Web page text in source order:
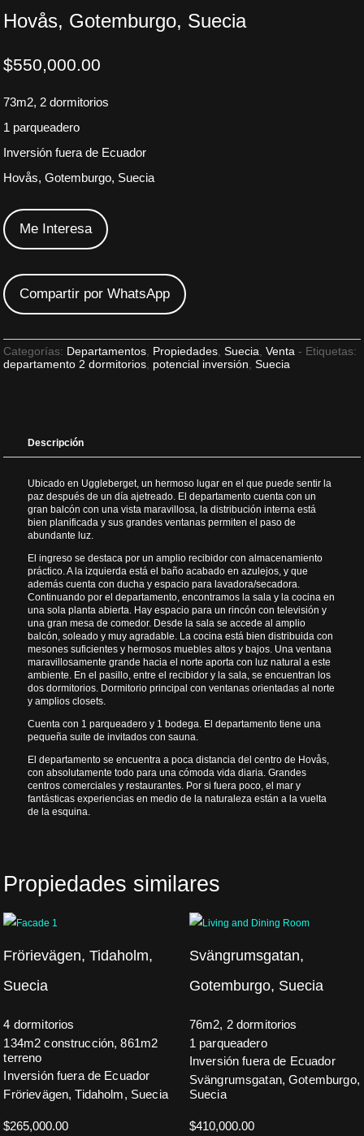
Hovås, Gotemburgo, Suecia
$550,000.00
73m2, 2 dormitorios
1 parqueadero
Inversión fuera de Ecuador
Hovås, Gotemburgo, Suecia
Me Interesa
Compartir por WhatsApp
Categorías: Departamentos Propiedades ,Suecia ,Venta
Etiquetas:
departamento 2 dormitorios potencial inversión ,Suecia
Descripción
Ubicado en Uggleberget, un hermoso lugar en el que puede sentir la
paz después de un día ajetreado. El departamento cuenta con un
gran balcón con una vista maravillosa, la distribución interna está
bien planificada y sus grandes ventanas permiten el paso de
abundante luz.
El ingreso se destaca por un amplio recibidor con almacenamiento
práctico. A la izquierda está el baño acabado en azulejos, y que
además cuenta con ducha y espacio para lavadora/secadora.
Continuando por el departamento, encontramos la sala y la cocina en
una sola planta abierta. Hay espacio para un rincón con televisión y
una gran mesa de comedor. Desde la sala se accede al amplio
balcón, soleado y muy agradable. La cocina está bien distribuida con
mesones suficientes y hermosos muebles altos y bajos. Una ventana
maravillosamente grande hacia el norte aporta con luz natural a este
ambiente. En el pasillo, entre el recibidor y la sala, se encuentran los
dos dormitorios. Dormitorio principal con ventanas orientadas al norte
y amplios closets.
Cuenta con 1 parqueadero y 1 bodega. El departamento tiene una
pequeña suite de invitados con sauna.
El departamento se encuentra a poca distancia del centro de Hovås,
con absolutamente todo para una cómoda vida diaria. Grandes
centros comerciales y restaurantes. Por si fuera poco, el mar y
fantásticas experiencias en medio de la naturaleza están a la vuelta
de la esquina.
Propiedades similares
Frörievägen, Tidaholm,
Suecia
4 dormitorios
134m2 construcción, 861m2
terreno
Inversión fuera de Ecuador
Frörievägen, Tidaholm, Suecia
$265,000.00
Svängrumsgatan,
Gotemburgo, Suecia
76m2, 2 dormitorios
1 parqueadero
Inversión fuera de Ecuador
Svängrumsgatan, Gotemburgo,
Suecia
$410,000.00